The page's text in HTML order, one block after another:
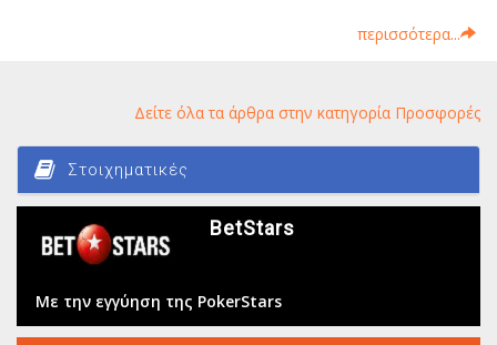
περισσότερα...
Δείτε όλα τα άρθρα στην κατηγορία Προσφορές
Στοιχηματικές
BetStars
Με την εγγύηση της PokerStars